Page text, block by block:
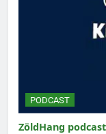
PODCAST
ZöldHang